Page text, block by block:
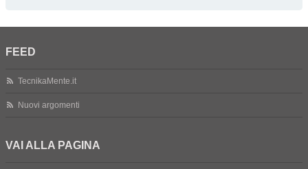
FEED
TecnikaMente.it
Nuovi argomenti
VAI ALLA PAGINA